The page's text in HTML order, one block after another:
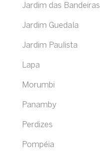
Jardim das Bandeiras
Jardim Guedala
Jardim Paulista
Lapa
Morumbi
Panamby
Perdizes
Pompéia